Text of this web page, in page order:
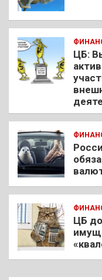
ЦБ:
ЦБ